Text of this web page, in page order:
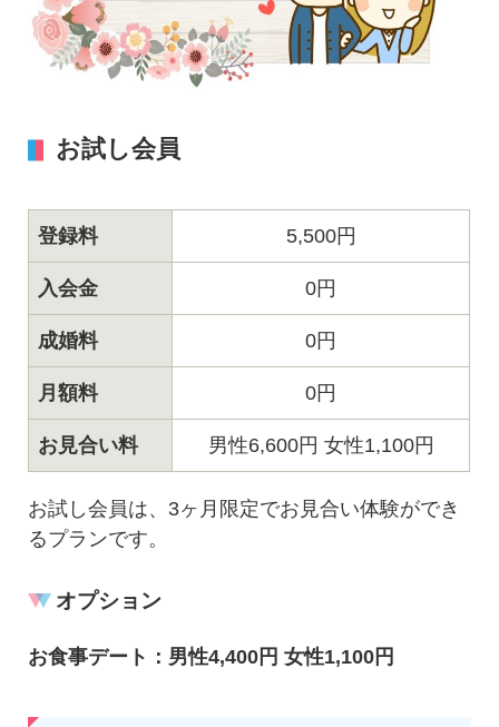
お試し会員
登録料 5,500円
入会金 0円
成婚料 0円
月額料 0円
お見合い料 男性6,600円 女性1,100円
お試し会員は、3ヶ月限定でお見合い体験ができ
るプランです。
オプション
お食事デート：男性4,400円 女性1,100円